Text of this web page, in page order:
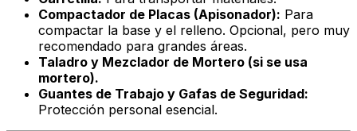
Compactador de Placas (Apisonador): Para
compactar la base y el relleno. Opcional, pero muy
recomendado para grandes áreas.
Taladro y Mezclador de Mortero (si se usa
mortero).
Guantes de Trabajo y Gafas de Seguridad:
Protección personal esencial.